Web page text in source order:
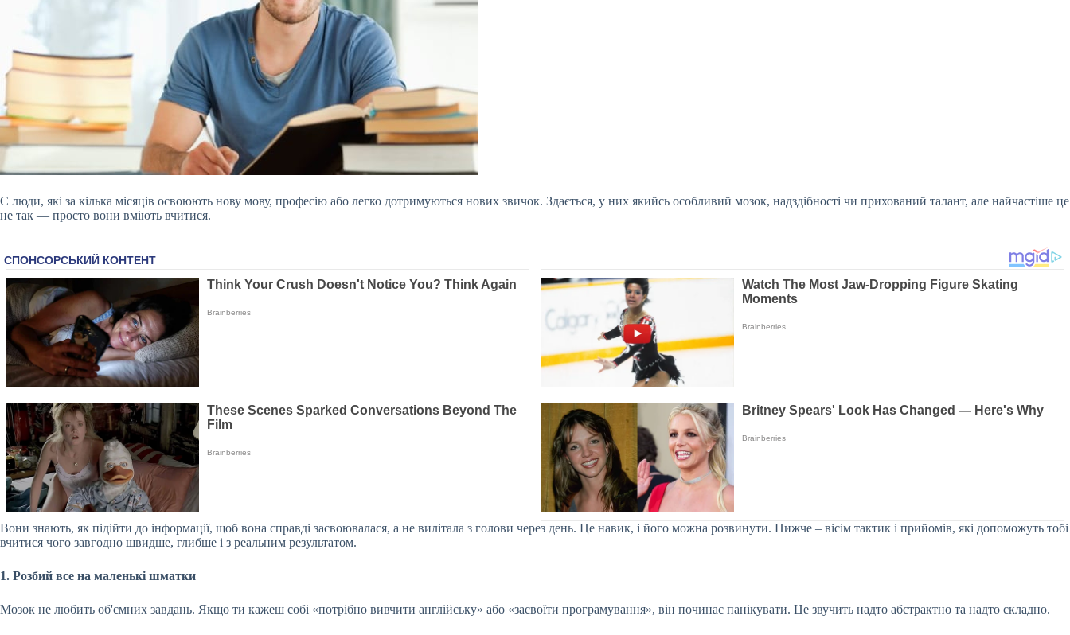
Є люди, які за кілька місяців освоюють нову мову, професію або легко дотримуються нових звичок. Здається, у них якийсь особливий мозок, надздібності чи прихований талант, але найчастіше це
не так — просто вони вміють вчитися.
Вони знають, як підійти до інформації, щоб вона справді засвоювалася, а не вилітала з голови через день. Це навик, і його можна розвинути. Нижче – вісім тактик і прийомів, які допоможуть тобі
вчитися чого завгодно швидше, глибше і з реальним результатом.
1. Розбий все на маленькі шматки
Мозок не любить об'ємних завдань. Якщо ти кажеш собі «потрібно вивчити англійську» або «засвоїти програмування», він починає панікувати. Це звучить надто абстрактно та надто складно.